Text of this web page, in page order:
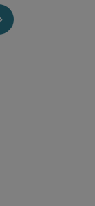
nächstes Element